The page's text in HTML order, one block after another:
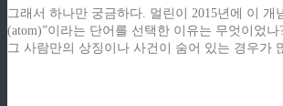
그래서 하나만 궁금하다. 멀린이 2015년에 이 개
(atom)”이라는 단어를 선택한 이유는 무엇이었
그 사람만의 상징이나 사건이 숨어 있는 경우가